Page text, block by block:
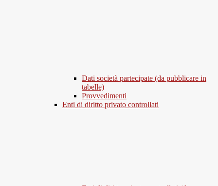
Dati società partecipate (da pubblicare in
tabelle)
Provvedimenti
Enti di diritto privato controllati